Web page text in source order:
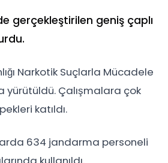
gerçekleştirilen geniş çaplı
Narkotik Suçlarla Mücadele
yürütüldü. Çalışmalara çok
katıldı.
634 jandarma personeli